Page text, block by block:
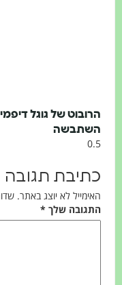
הרובוט של גוגל
השתבשה
כתיבת תגובה
האימייל לא יוצג באתר.
התגובה שלך *